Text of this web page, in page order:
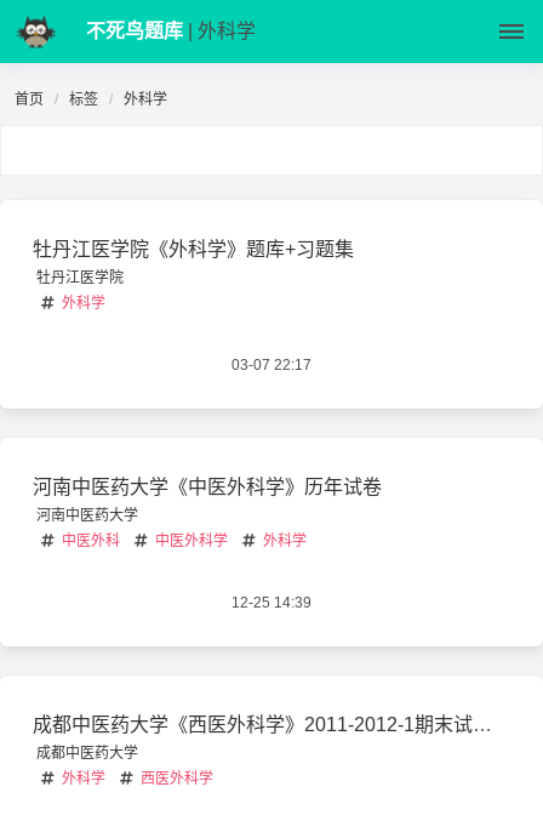
不死鸟题库 | 外科学
首页 标签 外科学
牡丹江医学院《外科学》题库+习题集
牡丹江医学院
外科学
03-07 22:17
河南中医药大学《中医外科学》历年试卷
河南中医药大学
中医外科
中医外科学 外科学
12-25 14:39
成都中医药大学《西医外科学》2011-2012-1期末试卷B(含答案)
成都中医药大学
外科学
西医外科学